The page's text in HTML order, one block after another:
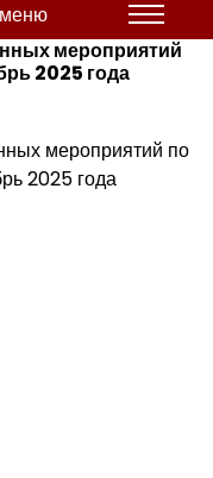
мероприятий
2025 года
мероприятий по
2025 года